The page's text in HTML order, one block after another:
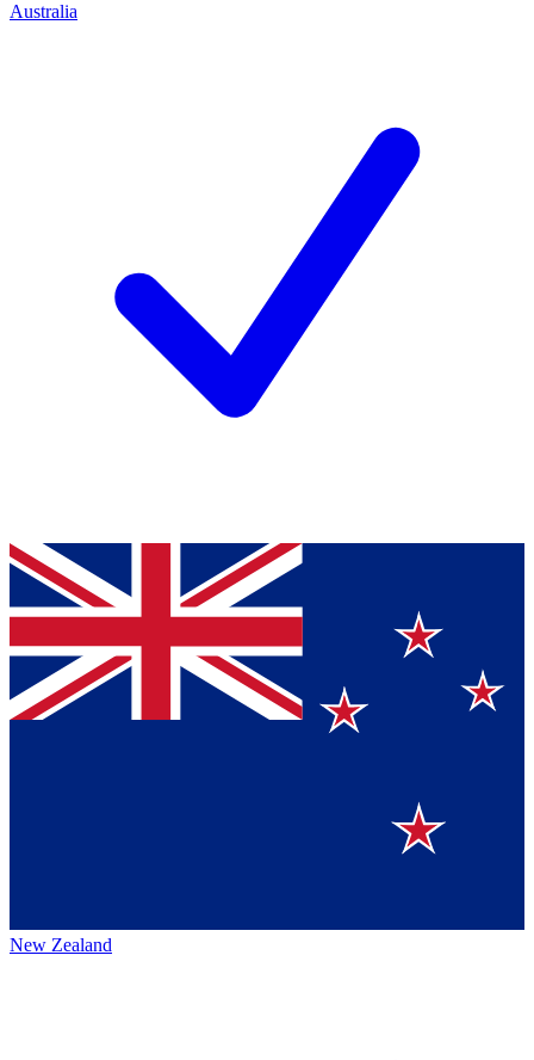
Australia
New Zealand